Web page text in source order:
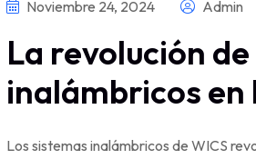
Noviembre 24, 2024 Admin
La revolución
inalámbricos
Los sistemas inalámbricos de WICS